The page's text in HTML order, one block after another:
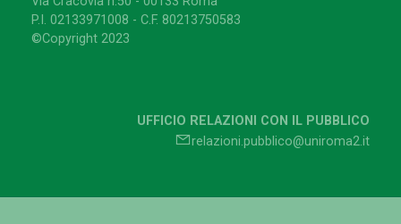
P.I. 02133971008 - C.F. 80213750583
©Copyright 2023
UFFICIO RELAZIONI CON IL PUBBLICO
relazioni.pubblico@uniroma2.it